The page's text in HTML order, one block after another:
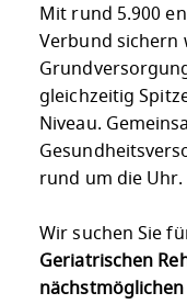
Mit rund 5.900
Verbund sichern
gleichzeitig
Niveau.
rund um die Uhr.
Wir suchen Sie
Geriatrischen